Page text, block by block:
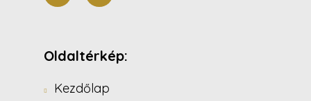
Oldaltérkép:
Kezdőlap